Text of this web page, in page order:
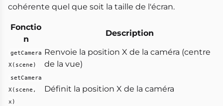
cohérente quel que soit la taille de l'écran.
Fonctio
n
Description
getCamera
X(scene)
Renvoie la position X de la caméra (centre
de la vue)
setCamera
X(scene,
x)
Définit la position X de la caméra